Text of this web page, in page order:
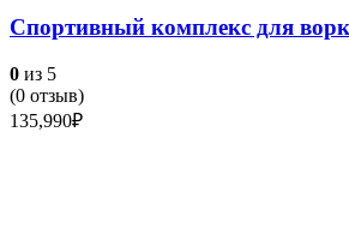
Спортивный комплекс для
0 из 5
(0 отзыв)
135,990₽